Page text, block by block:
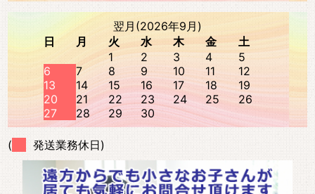
翌月(2026年9月)
日
月 火 水 木 金
土
1
2 3 4
5
6
7 8 9 10 11
12
13
14 15 16 17 18
19
20
21 22 23 24 25
26
27
28 29 30
( 発送業務休日)